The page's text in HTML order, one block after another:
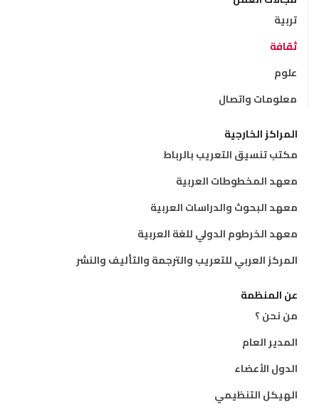
تربية
ثقافة
علوم
معلومات واتصال
المراكز الخارجية
مكتب تنسيق التعريب بالرباط
معهد المخطوطات العربية
معهد البحوث والدراسات العربية
معهد الخرطوم الدولي للغة العربية
المركز العربي للتعريب والترجمة والتأليف والنشر
عن المنظمة
من نحن ؟
المدير العام
الدول الأعضاء
الهيكل التنظيمي